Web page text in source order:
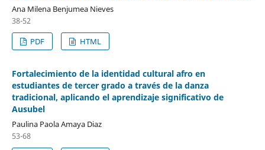
Ana Milena Benjumea Nieves
38-52
PDF
HTML
Fortalecimiento de la identidad cultural afro en
estudiantes de tercer grado a través de la danza
tradicional, aplicando el aprendizaje significativo de
Ausubel
Paulina Paola Amaya Diaz
53-68